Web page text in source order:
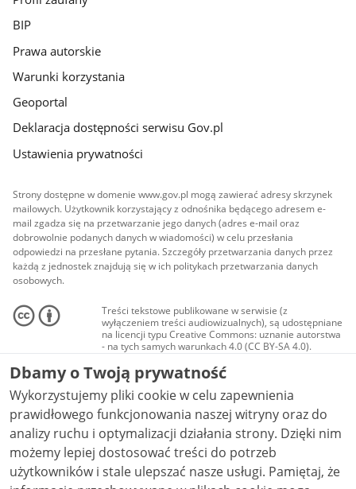
BIP
Prawa autorskie
Warunki korzystania
Geoportal
Deklaracja dostępności serwisu Gov.pl
Ustawienia prywatności
Strony dostępne w domenie www.gov.pl mogą zawierać adresy skrzynek
mailowych. Użytkownik korzystający z odnośnika będącego adresem e-
mail zgadza się na przetwarzanie jego danych (adres e-mail oraz
dobrowolnie podanych danych w wiadomości) w celu przesłania
odpowiedzi na przesłane pytania. Szczegóły przetwarzania danych przez
każdą z jednostek znajdują się w ich politykach przetwarzania danych
osobowych.
Treści tekstowe publikowane w serwisie (z
wyłączeniem treści audiowizualnych), są udostępniane
na licencji typu Creative Commons: uznanie autorstwa
- na tych samych warunkach 4.0 (CC BY-SA 4.0).
Materiały audiowizualne, w tym zdjęcia, materiały
audio i wideo, są udostępniane na licencji typu
Creative Commons: uznanie autorstwa użycie
niekomercyjne - bez utworów zależnych 4.0 (CC BY-
NC-ND 4.0), o ile nie jest to stwierdzone inaczej.
Dbamy o Twoją prywatność
Wykorzystujemy pliki cookie w celu zapewnienia
prawidłowego funkcjonowania naszej witryny oraz do
analizy ruchu i optymalizacji działania strony. Dzięki nim
możemy lepiej dostosować treści do potrzeb
użytkowników i stale ulepszać nasze usługi. Pamiętaj, że